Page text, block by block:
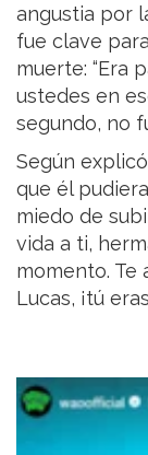
angustia por
fue clave
muerte: “Era
ustedes en
segundo, no
Según
que él
miedo de
vida a ti,
momento. Te
Lucas, ¡tú